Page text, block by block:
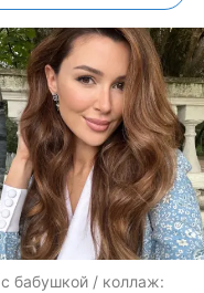
бабушкой / коллаж: